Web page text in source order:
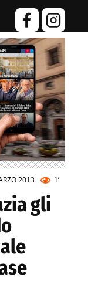
2013 1’
gli